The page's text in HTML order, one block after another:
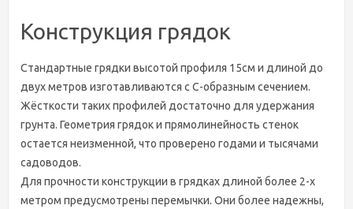
Конструкция грядок
Стандартные грядки высотой профиля 15см и длиной до
двух метров изготавливаются c С-образным сечением.
Жёсткости таких профилей достаточно для удержания
грунта. Геометрия грядок и прямолинейность стенок
остается неизменной, что проверено годами и тысячами
садоводов.
Для прочности конструкции в грядках длиной более 2-х
метром предусмотрены перемычки. Они более надежны,